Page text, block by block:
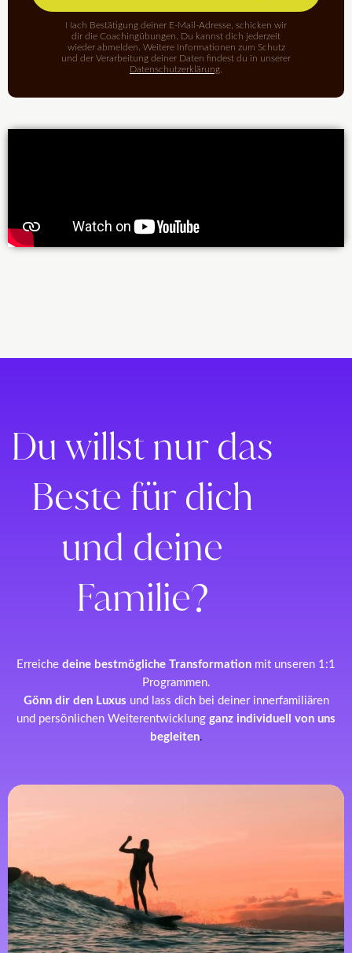
Nach Bestätigung deiner E-Mail-Adresse, schicken wir
dir die Coachingübungen. Du kannst dich jederzeit
wieder abmelden. Weitere Informationen zum Schutz
und der Verarbeitung deiner Daten findest du in unserer
Datenschutzerklärung
Du willst nur das
Beste für dich
und deine
Familie?
Erreiche deine bestmögliche Transformation mit unseren 1:1
Programmen.
Gönn dir den Luxus und lass dich bei deiner innerfamiliären
und persönlichen Weiterentwicklung ganz individuell von uns
begleiten.